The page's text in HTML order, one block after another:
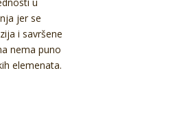
jer se
i savršene
nema puno
elemenata.